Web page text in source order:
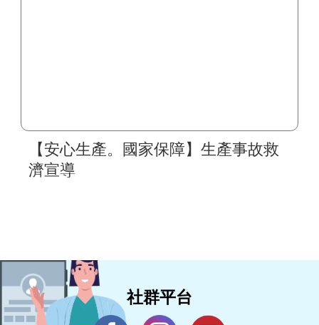
【安心生產。國家保障】生產事故救
濟宣導
社群平台